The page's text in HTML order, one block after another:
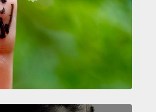
I will be your Uber